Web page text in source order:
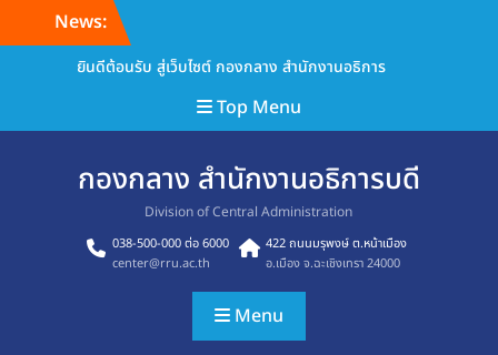
News:
ยินดีต้อนรับ สู่เว็บไซต์ กองกลาง สำนักงานอธิการ
Top Menu
กองกลาง สำนักงานอธิการบดี
Division of Central Administration
038-500-000 ต่อ 6000
center@rru.ac.th
422 ถนนมรุพงษ์ ต.หน้าเมือง
อ.เมือง จ.ฉะเชิงเทรา 24000
Menu